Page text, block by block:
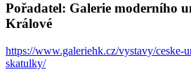
Pořadatel: Galerie moderního
Králové
https://www.galeriehk.cz/vystavy/ceske-
skatulky/